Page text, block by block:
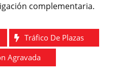
complementaria.
Tráfico De Plazas
Agravada